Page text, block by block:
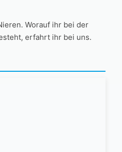
Worauf ihr bei der
erfahrt ihr bei uns.